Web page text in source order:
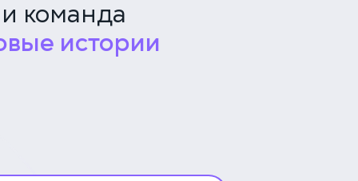
команда
истории